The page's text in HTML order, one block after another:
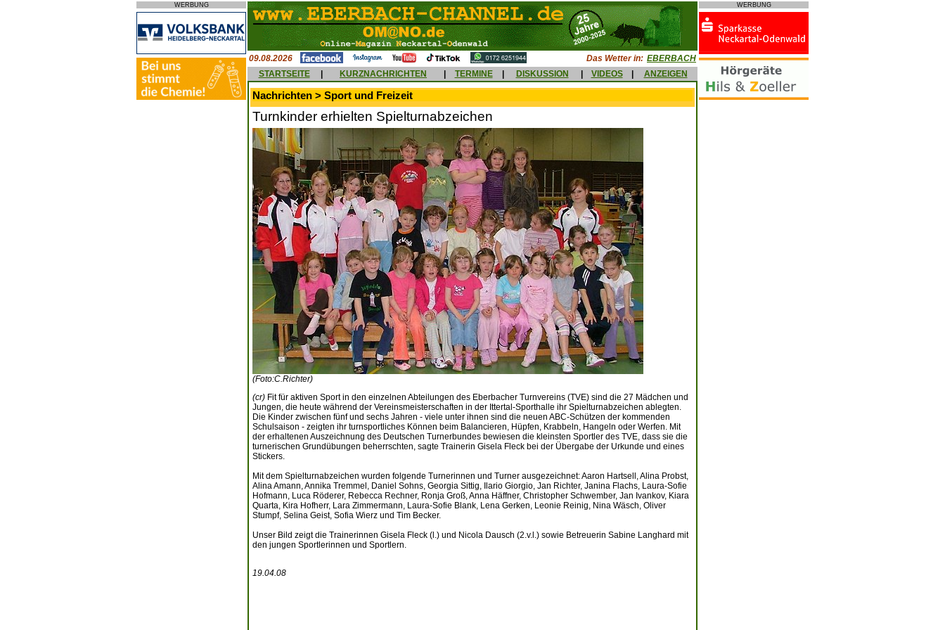
WERBUNG
09.08.2026 Das Wetter in: EBERBACH
STARTSEITE
KURZNACHRICHTEN TERMINE DISKUSSION VIDEOS ANZEIGEN
Nachrichten > Sport und Freizeit
Turnkinder erhielten Spielturnabzeichen
(Foto:C.Richter)
(cr) Fit für aktiven Sport in den einzelnen Abteilungen des Eberbacher Turnvereins (TVE) sind die 27 Mädchen und
Jungen, die heute während der Vereinsmeisterschaften in der Ittertal-Sporthalle ihr Spielturnabzeichen ablegten.
Die Kinder zwischen fünf und sechs Jahren - viele unter ihnen sind die neuen ABC-Schützen der kommenden
Schulsaison - zeigten ihr turnsportliches Können beim Balancieren, Hüpfen, Krabbeln, Hangeln oder Werfen. Mit
der erhaltenen Auszeichnung des Deutschen Turnerbundes bewiesen die kleinsten Sportler des TVE, dass sie die
turnerischen Grundübungen beherrschten, sagte Trainerin Gisela Fleck bei der Übergabe der Urkunde und eines
Stickers.
Mit dem Spielturnabzeichen wurden folgende Turnerinnen und Turner ausgezeichnet: Aaron Hartsell, Alina Probst,
Alina Amann, Annika Tremmel, Daniel Sohns, Georgia Sittig, Ilario Giorgio, Jan Richter, Janina Flachs, Laura-Sofie
Hofmann, Luca Röderer, Rebecca Rechner, Ronja Groß, Anna Häffner, Christopher Schwember, Jan Ivankov, Kiara
Quarta, Kira Hofherr, Lara Zimmermann, Laura-Sofie Blank, Lena Gerken, Leonie Reinig, Nina Wäsch, Oliver
Stumpf, Selina Geist, Sofia Wierz und Tim Becker.
Unser Bild zeigt die Trainerinnen Gisela Fleck (l.) und Nicola Dausch (2.v.l.) sowie Betreuerin Sabine Langhard mit
den jungen Sportlerinnen und Sportlern.
19.04.08
WERBUNG